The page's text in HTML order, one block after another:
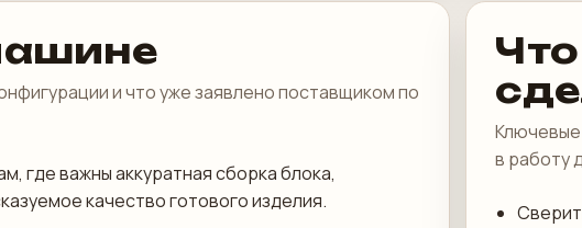
и что уже заявлено поставщиком по
где важны аккуратная сборка блока,
качество готового изделия.
в работу